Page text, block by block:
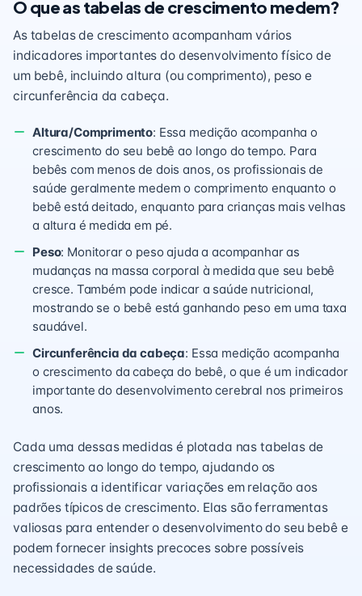
O que as tabelas de crescimento medem?
As tabelas de crescimento acompanham vários
indicadores importantes do desenvolvimento físico de
um bebê, incluindo altura (ou comprimento), peso e
circunferência da cabeça.
Altura/Comprimento: Essa medição acompanha o
crescimento do seu bebê ao longo do tempo. Para
bebês com menos de dois anos, os profissionais de
saúde geralmente medem o comprimento enquanto o
bebê está deitado, enquanto para crianças mais velhas
a altura é medida em pé.
Peso: Monitorar o peso ajuda a acompanhar as
mudanças na massa corporal à medida que seu bebê
cresce. Também pode indicar a saúde nutricional,
mostrando se o bebê está ganhando peso em uma taxa
saudável.
Circunferência da cabeça: Essa medição acompanha
o crescimento da cabeça do bebê, o que é um indicador
importante do desenvolvimento cerebral nos primeiros
anos.
Cada uma dessas medidas é plotada nas tabelas de
crescimento ao longo do tempo, ajudando os
profissionais a identificar variações em relação aos
padrões típicos de crescimento. Elas são ferramentas
valiosas para entender o desenvolvimento do seu bebê e
podem fornecer insights precoces sobre possíveis
necessidades de saúde.